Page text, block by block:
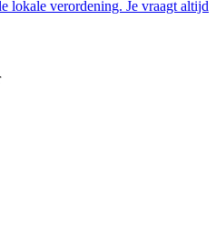
lokale verordening. Je vraagt altijd